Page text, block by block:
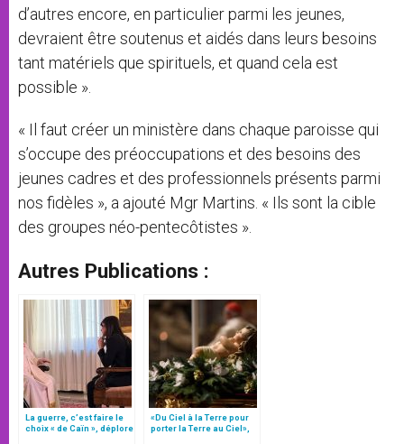
d’autres encore, en particulier parmi les jeunes,
devraient être soutenus et aidés dans leurs besoins
tant matériels que spirituels, et quand cela est
possible ».
« Il faut créer un ministère dans chaque paroisse qui
s’occupe des préoccupations et des besoins des
jeunes cadres et des professionnels présents parmi
nos fidèles », a ajouté Mgr Martins. « Ils sont la cible
des groupes néo-pentecôtistes ».
Autres Publications :
La guerre, c’est faire le
choix « de Caïn », déplore
«Du Ciel à la Terre pour
porter la Terre au Ciel»,